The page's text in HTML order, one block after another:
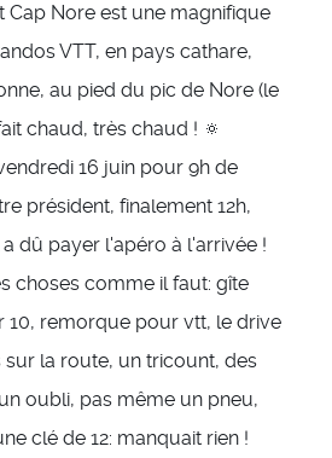
Cap Nore est une magnifique
VTT, en pays cathare,
au pied du pic de Nore (le
chaud, très chaud ! 🔅
16 juin pour 9h de
président, finalement 12h,
dû payer l'apéro à l'arrivée !
choses comme il faut: gîte
remorque pour vtt, le drive
la route, un tricount, des
oubli, pas même un pneu,
clé de 12: manquait rien !